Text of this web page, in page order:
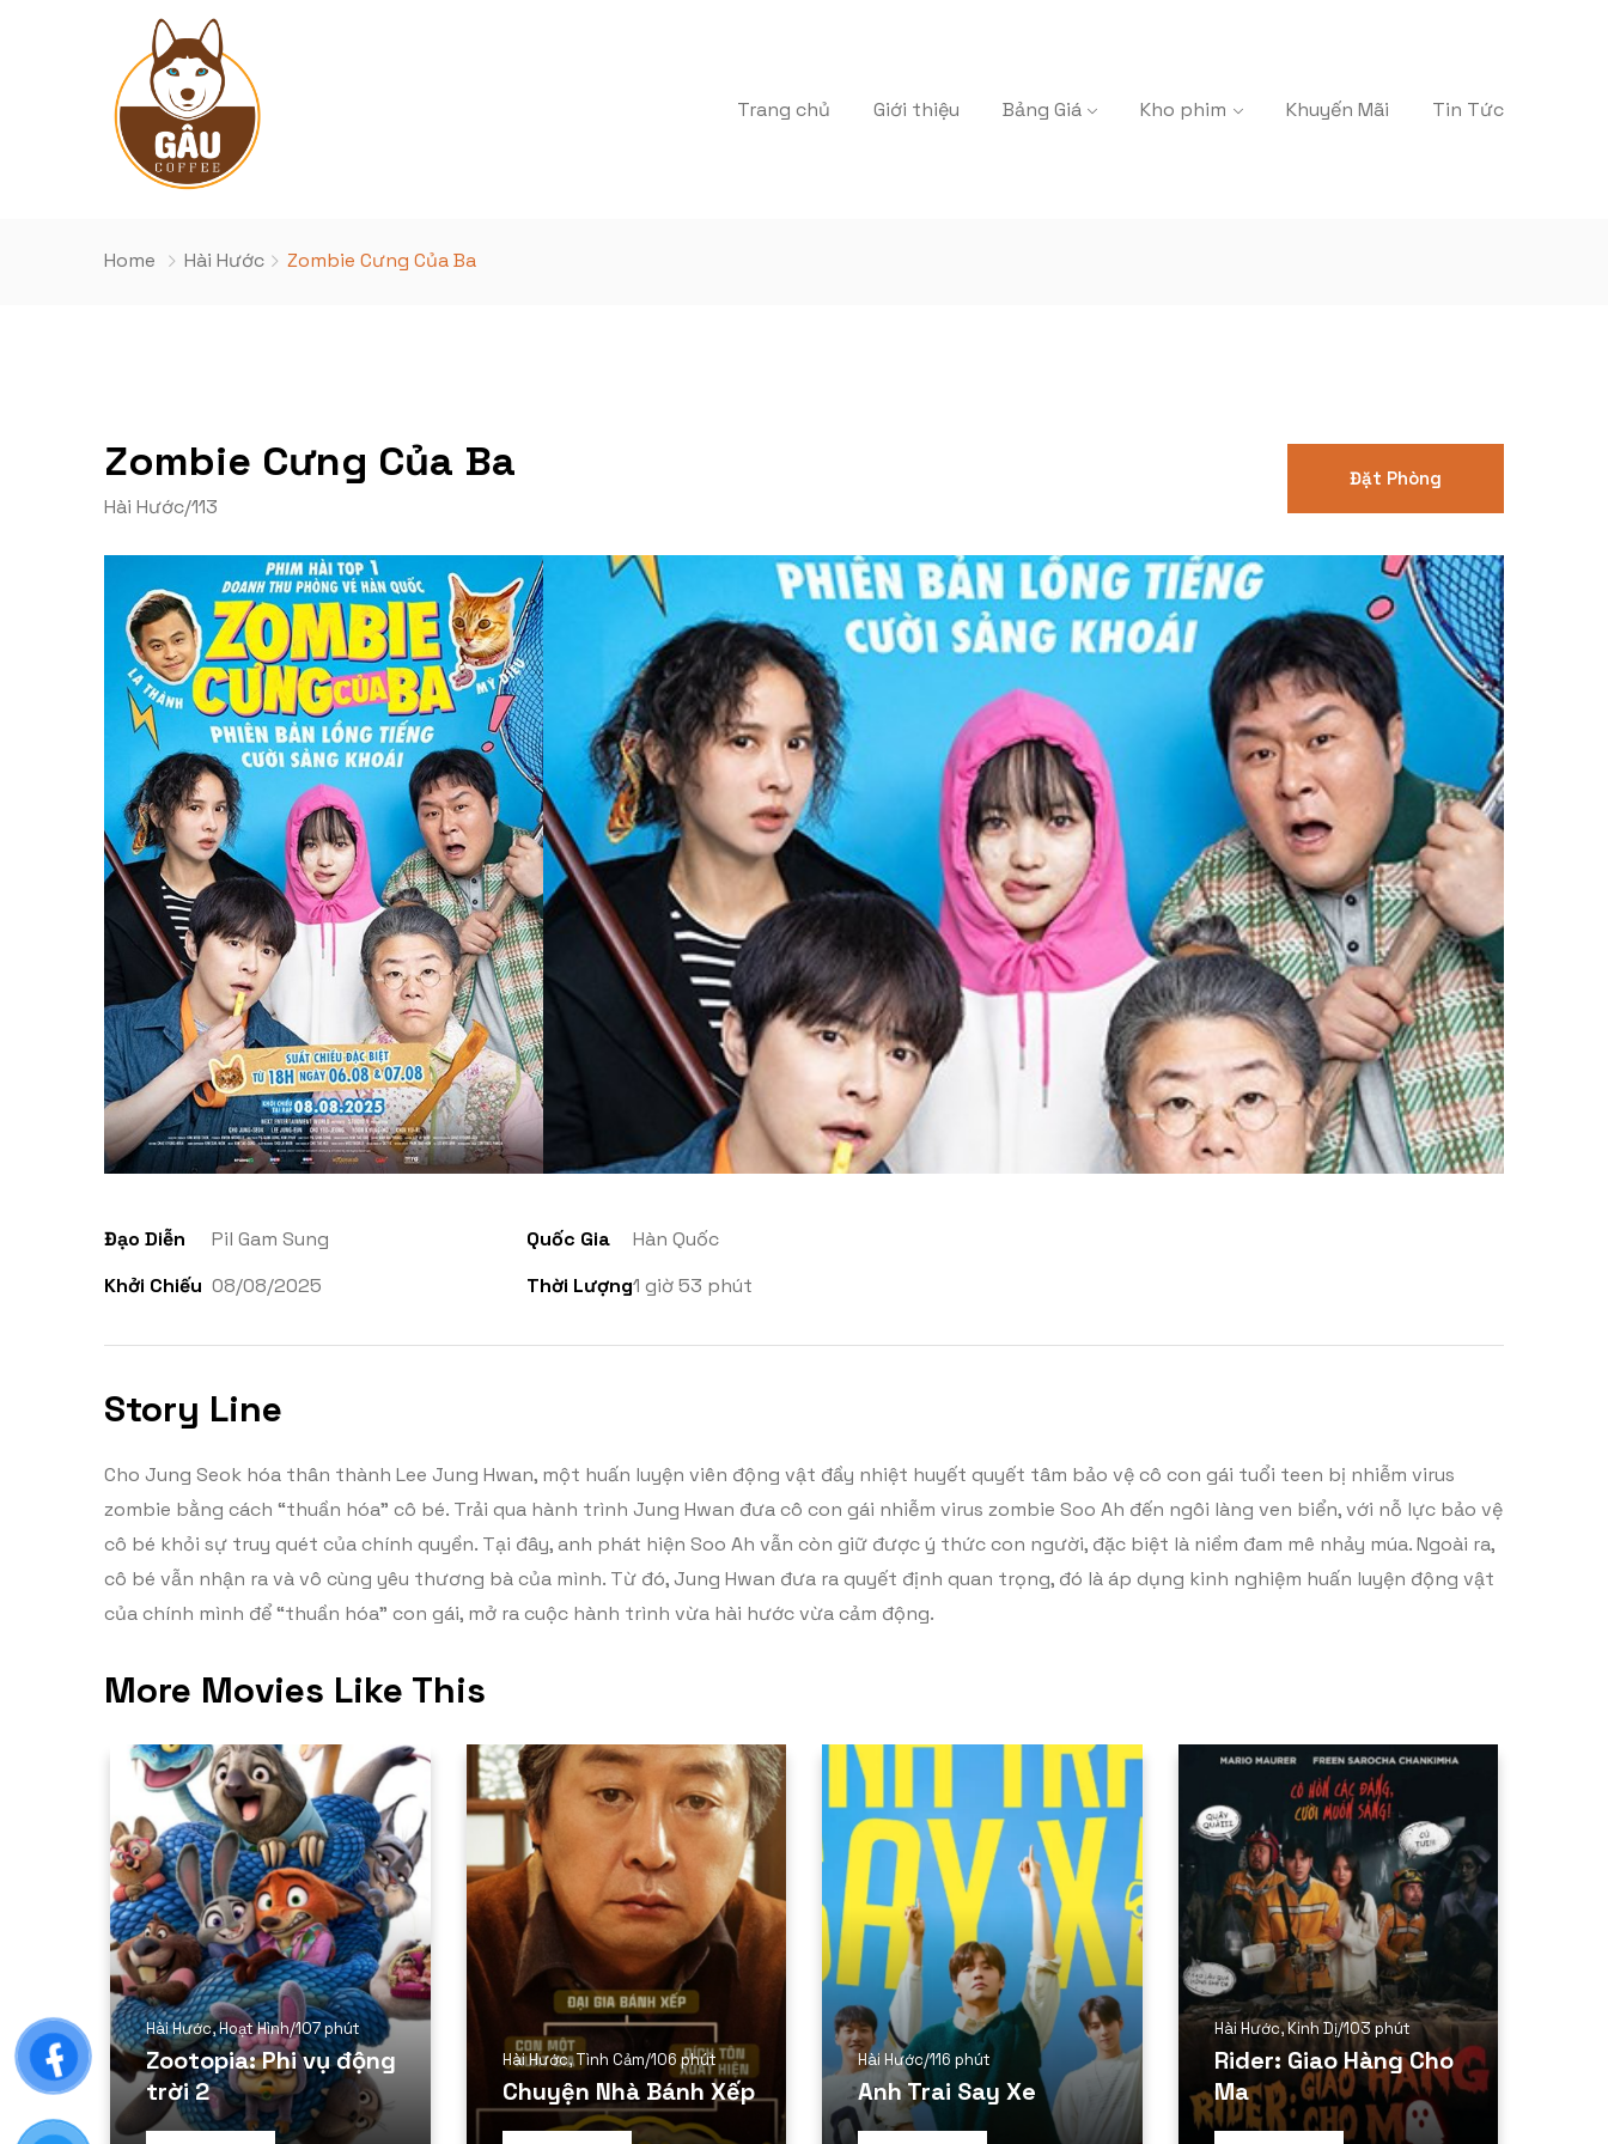
Trang chủ Giới thiệu Bảng Giá Kho phim Khuyến Mãi Tin Tức
Home Hài Hước Zombie Cưng Của Ba
Zombie Cưng Của Ba
Hài Hước/113
Đặt Phòng
Đạo Diễn Pil Gam Sung Quốc Gia
Hàn Quốc
Khởi Chiếu 08/08/2025 Thời Lượng1 giờ 53 phút
Story Line
Cho Jung Seok hóa thân thành Lee Jung Hwan, một huấn luyện viên động vật đầy nhiệt huyết quyết tâm bảo vệ cô con gái tuổi teen bị nhiễm virus
zombie bằng cách “thuần hóa” cô bé. Trải qua hành trình Jung Hwan đưa cô con gái nhiễm virus zombie Soo Ah đến ngôi làng ven biển, với nỗ lực bảo vệ
cô bé khỏi sự truy quét của chính quyền. Tại đây, anh phát hiện Soo Ah vẫn còn giữ được ý thức con người, đặc biệt là niềm đam mê nhảy múa. Ngoài ra,
cô bé vẫn nhận ra và vô cùng yêu thương bà của mình. Từ đó, Jung Hwan đưa ra quyết định quan trọng, đó là áp dụng kinh nghiệm huấn luyện động vật
của chính mình để “thuần hóa” con gái, mở ra cuộc hành trình vừa hài hước vừa cảm động.
More Movies Like This
Hài Hước,Hoạt Hình/107 phút
Zootopia: Phi vụ động
trời 2
Hài Hước,Tình Cảm/106 phút
Chuyện Nhà Bánh Xếp
Hài Hước/116 phút
Anh Trai Say Xe
Hài Hước,Kinh Dị/103 phút
Rider: Giao Hàng Cho
Ma